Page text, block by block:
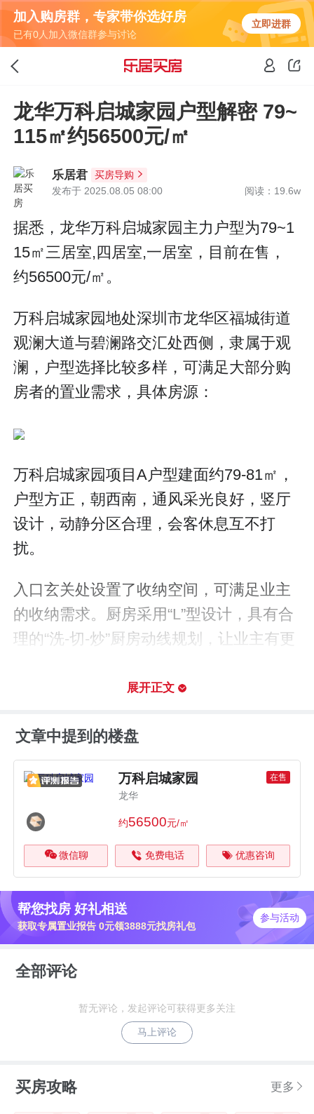
加入购房群，专家带你选好房
已有0人加入微信群参与讨论
立即进群
龙华万科启城家园户型解密 79~
115㎡约56500元/㎡
乐居君
买房导购
发布于 2025.08.05 08:00
阅读：19.6w
据悉，龙华万科启城家园主力户型为79~1
15㎡三居室,四居室,一居室，目前在售，
约56500元/㎡。
万科启城家园地处深圳市龙华区福城街道
观澜大道与碧澜路交汇处西侧，隶属于观
澜，户型选择比较多样，可满足大部分购
房者的置业需求，具体房源：
万科启城家园项目A户型建面约79-81㎡，
户型方正，朝西南，通风采光良好，竖厅
设计，动静分区合理，会客休息互不打
扰。
入口玄关处设置了收纳空间，可满足业主
的收纳需求。厨房采用“L”型设计，具有合
理的“洗-切-炒”厨房动线规划，让业主有更
体在视觉上显得空间大。阳台的开间约5.4
连通客厅和卧室。
该户型设计了“三分离”形式卫生间，马桶
区、洗漱台、淋浴间三个区域完全隔开，
可以保证三个空间互不打扰，又可以同时
使用，集洗漱、家政、如厕、淋浴融为一
体。三房的设计适合三代同堂的家庭居
住。
万科启城家园项目B户型建面约99-102
㎡，三房两厅两卫，该户型朝南，南北通
透。竖厅设计，动静分离，全明格局。
入口玄关有多个收纳空间，收纳空间多，
提高空间利用率。厨房采用“L”型设计，充
展开正文
文章中提到的楼盘
万科启城家园 在售
龙华
约56500元/㎡
微信聊 免费电话 优惠咨询
帮您找房 好礼相送
获取专属置业报告 0元领3888元找房礼包
参与活动
全部评论
暂无评论，发起评论可获得更多关注
马上评论
买房攻略 更多